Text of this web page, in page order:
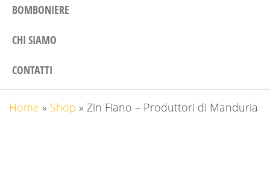
BOMBONIERE
CHI SIAMO
CONTATTI
Home » Shop » Zin Fiano – Produttori di Manduria